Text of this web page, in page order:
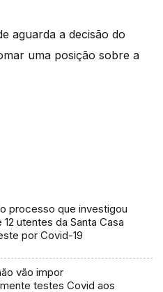
aguarda a decisão do
uma posição sobre a
processo que investigou
utentes da Santa Casa
por Covid-19
vão impor
testes Covid aos